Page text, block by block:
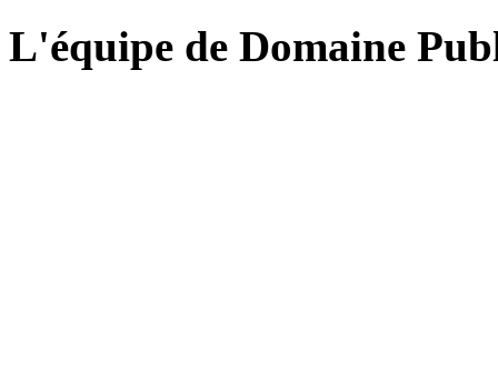
L'équipe de Domaine